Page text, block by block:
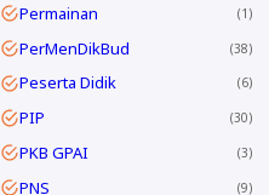
Permainan 1
PerMenDikBud 38
Peserta Didik 6
PIP 30
PKB GPAI 3
PNS 9